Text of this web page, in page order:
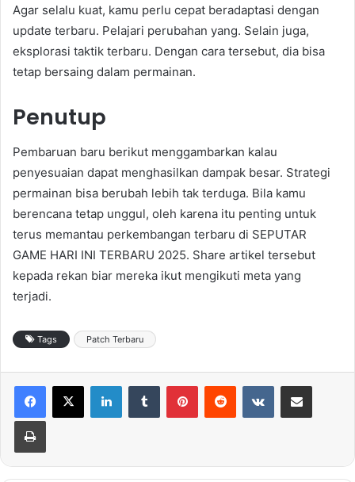
Agar selalu kuat, kamu perlu cepat beradaptasi dengan
update terbaru. Pelajari perubahan yang. Selain juga,
eksplorasi taktik terbaru. Dengan cara tersebut, dia bisa
tetap bersaing dalam permainan.
Penutup
Pembaruan baru berikut menggambarkan kalau
penyesuaian dapat menghasilkan dampak besar. Strategi
permainan bisa berubah lebih tak terduga. Bila kamu
berencana tetap unggul, oleh karena itu penting untuk
terus memantau perkembangan terbaru di SEPUTAR
GAME HARI INI TERBARU 2025. Share artikel tersebut
kepada rekan biar mereka ikut mengikuti meta yang
terjadi.
Tags Patch Terbaru